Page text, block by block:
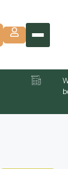
Wetenschappelijk
bewezen